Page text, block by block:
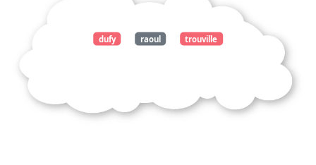
dufy raoul trouville